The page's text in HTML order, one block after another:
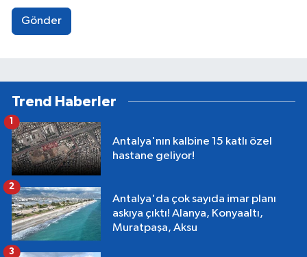
Gönder
Trend Haberler
Antalya'nın kalbine 15 katlı özel
hastane geliyor!
1
Antalya'da çok sayıda imar planı
askıya çıktı! Alanya, Konyaaltı,
Muratpaşa, Aksu
2
3